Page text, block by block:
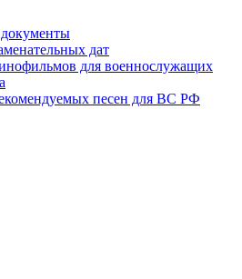
дат
для военнослужащих
песен для ВС РФ